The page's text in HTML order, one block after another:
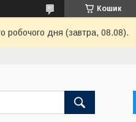
Кошик
робочого дня (завтра, 08.08).